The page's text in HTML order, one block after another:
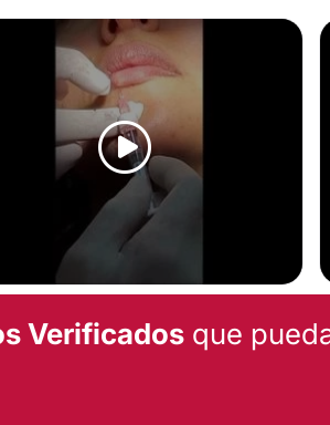
DE LABIOS
Verificadosque